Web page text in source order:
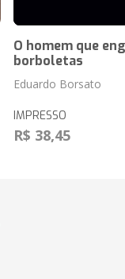
O homem que
borboletas
Eduardo Borsato
IMPRESSO
R$ 38,45